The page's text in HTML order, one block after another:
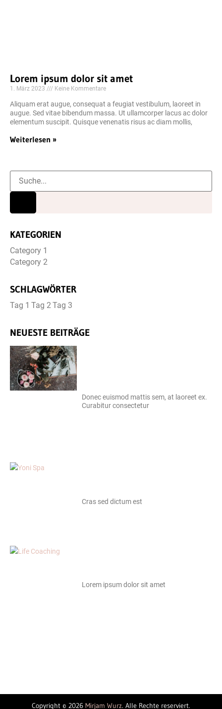
Lorem ipsum dolor sit amet
1. März 2023 Keine Kommentare
Aliquam erat augue, consequat a feugiat vestibulum, laoreet in
augue. Sed vitae bibendum massa. Ut ullamcorper lacus ac dolor
elementum suscipit. Quisque venenatis risus ac diam mollis,
Weiterlesen »
KATEGORIEN
Category 1
Category 2
SCHLAGWÖRTER
Tag 1 Tag 2Tag 3
NEUESTE BEITRÄGE
Donec euismod mattis sem, at laoreet ex.
Curabitur consectetur
Cras sed dictum est
Lorem ipsum dolor sit amet
Copyright © 2026 Mirjam Wurz. Alle Rechte reserviert.